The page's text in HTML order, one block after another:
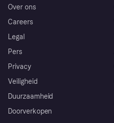
Over ons
Careers
Legal
Pers
Privacy
Veiligheid
Duurzaamheid
Doorverkopen